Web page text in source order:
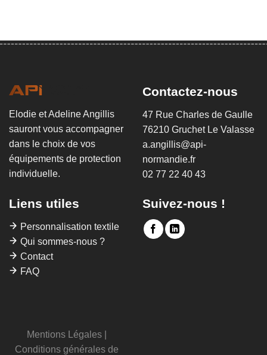
Elodie et Adeline Angillis
sauront vous accompagner
dans le choix de vos
équipements de protection
individuelle.
Contactez-nous
47 Rue Charles de Gaulle
76210 Gruchet Le Valasse
a.angillis@api-
normandie.fr
02 77 22 40 43
Liens utiles
Personnalisation textile
Qui sommes-nous ?
Contact
FAQ
Suivez-nous !
Mentions Légales
Conditions générales de